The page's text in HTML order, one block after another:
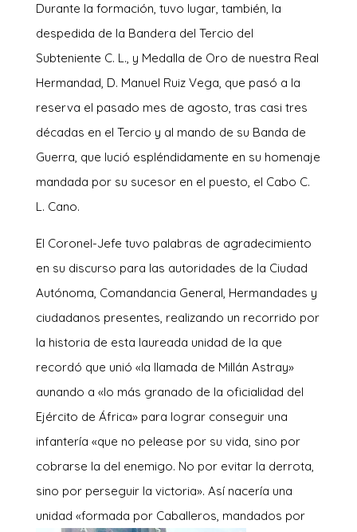
Durante la formación, tuvo lugar, también, la
despedida de la Bandera del Tercio del
Subteniente C. L., y Medalla de Oro de nuestra Real
Hermandad, D. Manuel Ruiz Vega, que pasó a la
reserva el pasado mes de agosto, tras casi tres
décadas en el Tercio y al mando de su Banda de
Guerra, que lució espléndidamente en su homenaje
mandada por su sucesor en el puesto, el Cabo C.
L. Cano.
El Coronel-Jefe tuvo palabras de agradecimiento
en su discurso para las autoridades de la Ciudad
Autónoma, Comandancia General, Hermandades y
ciudadanos presentes, realizando un recorrido por
la historia de esta laureada unidad de la que
recordó que unió «la llamada de Millán Astray»
aunando a «lo más granado de la oficialidad del
Ejército de África» para lograr conseguir una
infantería «que no pelease por su vida, sino por
cobrarse la del enemigo. No por evitar la derrota,
sino por perseguir la victoria». Así nacería una
unidad «formada por Caballeros, mandados por